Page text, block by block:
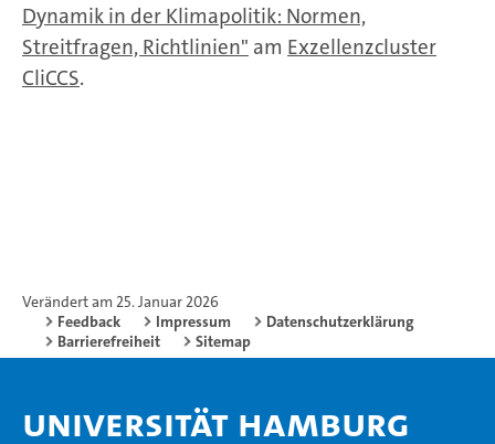
Dynamik in der Klimapolitik: Normen,
Streitfragen, Richtlinien" am Exzellenzcluster
CliCCS.
Verändert am 25. Januar 2026
Feedback
Impressum
Datenschutzerklärung
Barrierefreiheit
Sitemap
Universität Hamburg